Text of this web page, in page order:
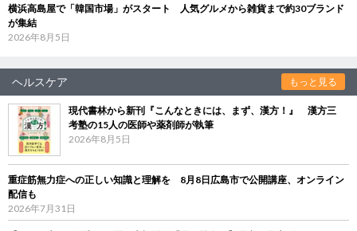
横浜高島屋で「韓国市場」がスタート 人気グルメから雑貨まで約30ブランド
が集結
2026年8月5日
ヘルスケア もっと見る
現代書林から新刊『こんなときには、まず、漢方！』 漢方三
考塾の15人の医師や薬剤師が執筆
2026年8月5日
重症筋無力症への正しい知識と理解を 8月8日広島市で公開講座、オンライン
配信も
2026年7月31日